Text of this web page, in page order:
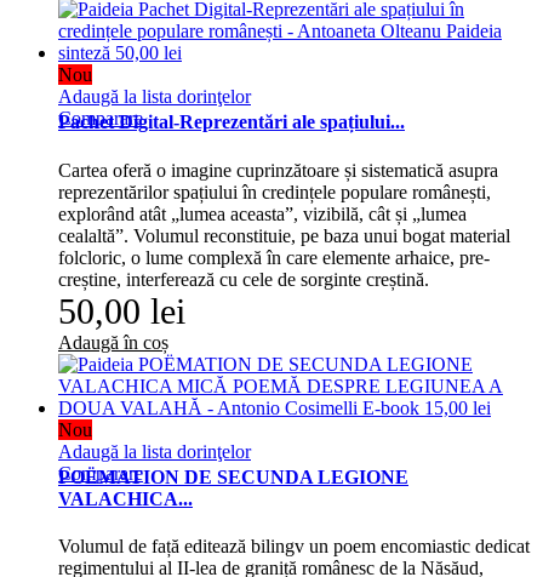
Nou
Adaugă la lista dorinţelor
Comparare
Pachet Digital-Reprezentări ale spațiului...
Cartea oferă o imagine cuprinzătoare și sistematică asupra
reprezentărilor spațiului în credințele populare românești,
explorând atât „lumea aceasta”, vizibilă, cât și „lumea
cealaltă”. Volumul reconstituie, pe baza unui bogat material
folcloric, o lume complexă în care elemente arhaice, pre-
creștine, interferează cu cele de sorginte creștină.
50,00 lei
Adaugă în coș
Nou
Adaugă la lista dorinţelor
Comparare
POËMATION DE SECUNDA LEGIONE
VALACHICA...
Volumul de față editează bilingv un poem encomiastic dedicat
regimentului al II-lea de graniță românesc de la Năsăud,